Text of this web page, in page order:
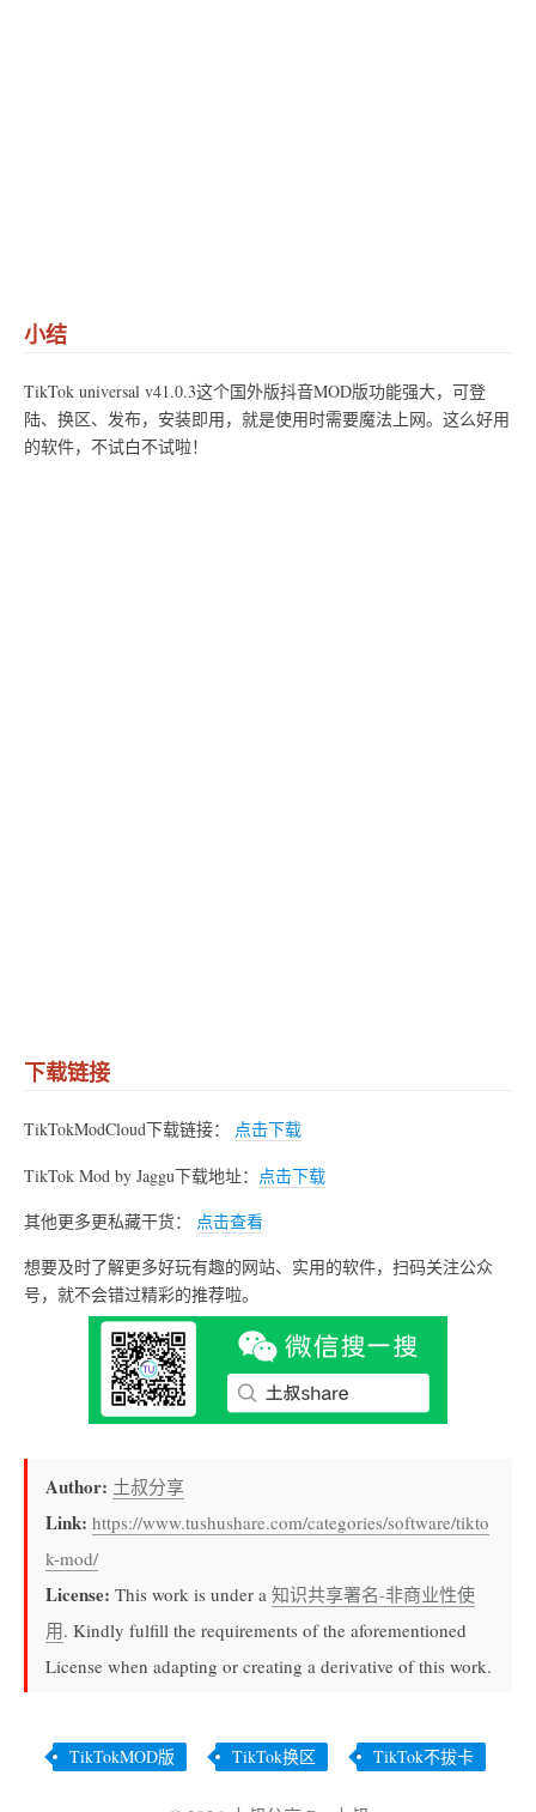
小结
TikTok universal v41.0.3这个国外版抖音MOD版功能强大，可登
陆、换区、发布，安装即用，就是使用时需要魔法上网。这么好用
的软件，不试白不试啦！
下载链接
TikTokModCloud下载链接： 点击下载
TikTok Mod by Jaggu下载地址： 点击下载
其他更多更私藏干货： 点击查看
想要及时了解更多好玩有趣的网站、实用的软件，扫码关注公众
号，就不会错过精彩的推荐啦。
Author: 土叔分享
Link: https://www.tushushare.com/categories/software/tikto
k-mod/
License: This work is under a 知识共享署名-非商业性使
用. Kindly fulfill the requirements of the aforementioned
License when adapting or creating a derivative of this work.
TikTokMOD版 TikTok换区 TikTok不拔卡